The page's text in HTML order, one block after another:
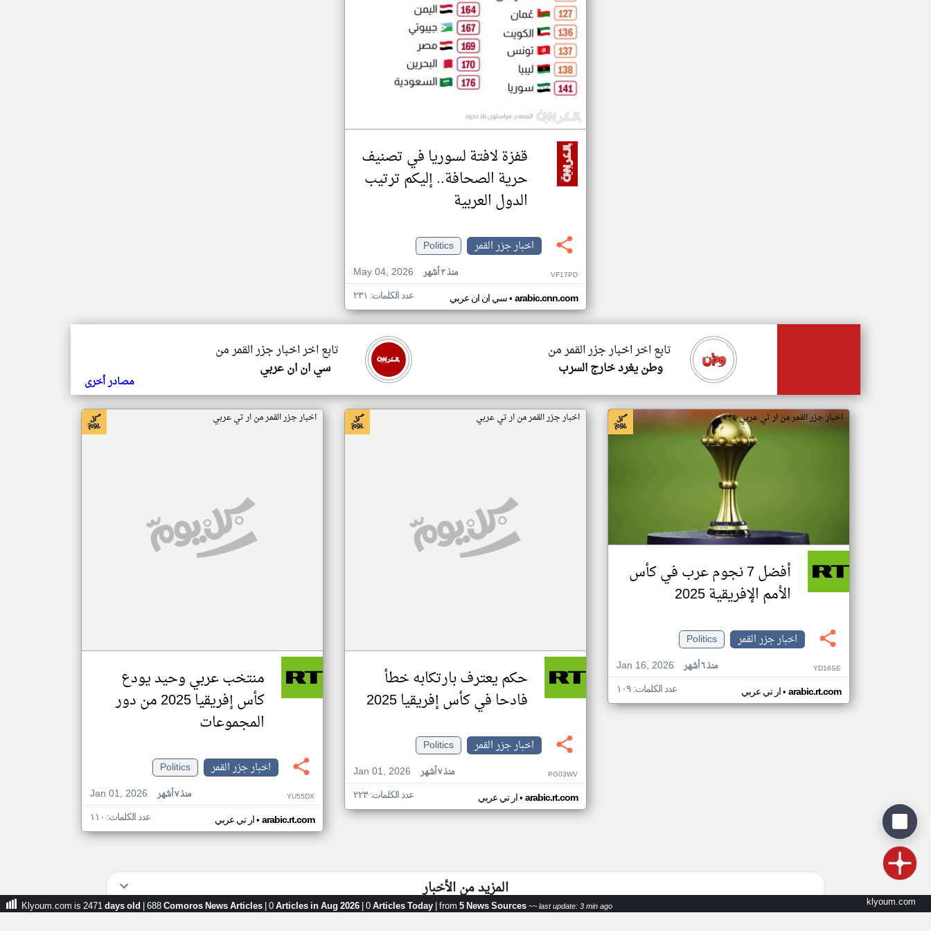
قفزة لافتة لسوريا في تصنيف
حرية الصحافة.. إليكم ترتيب
الدول العربية
اخبار جزر القمر
Politics
May 04, 2026
منذ ٣ أشهر VF17PD
سي ان ان عربي• arabic.cnn.com عدد الكلمات: ٢٣١
تابع اخر اخبار جزر القمر من
سي ان ان عربي
تابع اخر اخبار جزر القمر من
وطن يغرد خارج السرب
مصادر أخرى
اخبار جزر القمر من ار تي عربي
أفضل 7 نجوم عرب في كأس
الأمم الإفريقية 2025
اخبار جزر القمر
Politics
Jan 16, 2026
منذ ٦ أشهر YD16SE
ار تي عربي• arabic.rt.com عدد الكلمات: ١٠٩
اخبار جزر القمر من ار تي عربي
حكم يعترف بارتكابه خطأ
فادحا في كأس إفريقيا 2025
اخبار جزر القمر
Politics
Jan 01, 2026
منذ ٧ أشهر PG03WV
ار تي عربي• arabic.rt.com عدد الكلمات: ٢٢٣
اخبار جزر القمر من ار تي عربي
منتخب عربي وحيد يودع
كأس إفريقيا 2025 من دور
المجموعات
اخبار جزر القمر
Politics
Jan 01, 2026
منذ ٧ أشهر YU55DX
ار تي عربي• arabic.rt.com عدد الكلمات: ١١٠
المزيد من الأخبار
Klyoum.com is 2471days old |688Comoros News Articles|0Articles in Aug 2026|0Articles Today|from5 News Sources~~ last update: 3 min ago klyoum.com